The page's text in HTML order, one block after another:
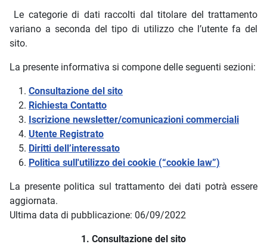
Le categorie di dati raccolti dal titolare del trattamento
variano a seconda del tipo di utilizzo che l’utente fa del
sito.
La presente informativa si compone delle seguenti sezioni:
Consultazione del sito
Richiesta Contatto
Iscrizione newsletter/comunicazioni commerciali
Utente Registrato
Diritti dell’interessato
Politica sull'utilizzo dei cookie (“cookie law”)
La presente politica sul trattamento dei dati potrà essere
aggiornata.
Ultima data di pubblicazione: 06/09/2022
1. Consultazione del sito